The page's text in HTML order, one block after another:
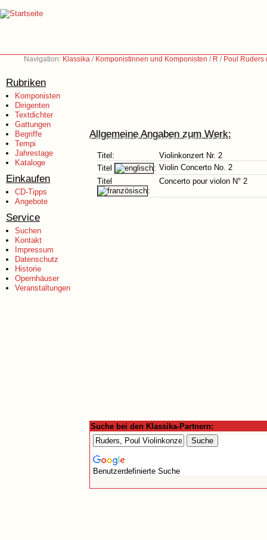
Navigation: Klassika / Komponistinnen und Komponisten / R / Poul Ruders
Rubriken
Komponisten
Dirigenten
Textdichter
Gattungen
Begriffe
Tempi
Jahrestage
Kataloge
Einkaufen
CD-Tipps
Angebote
Service
Suchen
Kontakt
Impressum
Datenschutz
Historie
Opernhäuser
Veranstaltungen
Allgemeine Angaben zum Werk:
Titel:
Violinkonzert Nr. 2
Titel
: Violin Concerto No. 2
Titel
:
Concerto pour violon N° 2
Suche bei den Klassika-Partnern:
Benutzerdefinierte Suche